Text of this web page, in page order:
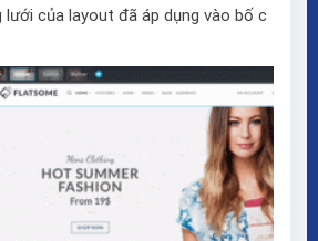
lưới của layout đã áp dụng vào bố c